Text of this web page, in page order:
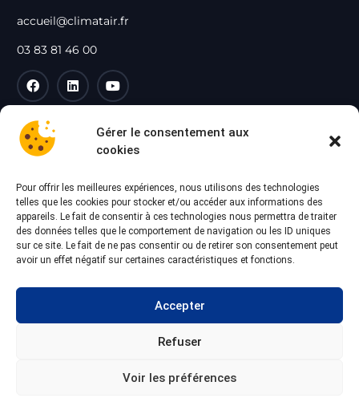
Gérer le consentement aux
cookies
Pour offrir les meilleures expériences, nous utilisons des technologies
telles que les cookies pour stocker et/ou accéder aux informations des
appareils. Le fait de consentir à ces technologies nous permettra de traiter
des données telles que le comportement de navigation ou les ID uniques
sur ce site. Le fait de ne pas consentir ou de retirer son consentement peut
avoir un effet négatif sur certaines caractéristiques et fonctions.
Accepter
Refuser
Voir les préférences
accueil@climatair.fr
03 83 81 46 00
Nos rubriques
Nos services
Particuliers
Professionnels
À propos
Blog
Nos dernières actus
Remplacement d’une pompe à chaleur âgée de 15 ans : réparer